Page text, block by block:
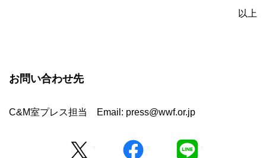
以上
お問い合わせ先
C&M室プレス担当 Email: press@wwf.or.jp
facebook